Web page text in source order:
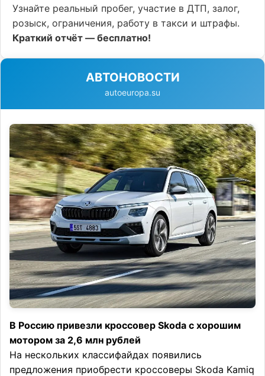
Узнайте реальный пробег, участие в ДТП, залог,
розыск, ограничения, работу в такси и штрафы.
Краткий отчёт — бесплатно!
АВТОНОВОСТИ
autoeuropa.su
В Россию привезли кроссовер Skoda с хорошим
мотором за 2,6 млн рублей
На нескольких классифайдах появились
предложения приобрести кроссоверы Skoda Kamiq